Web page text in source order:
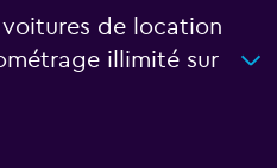
voitures de location
illimité sur